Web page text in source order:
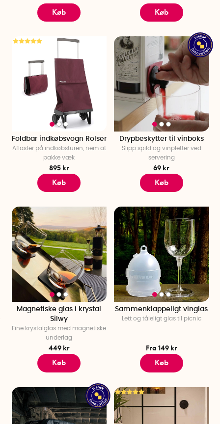
Når man fylder 50, fortjener man at blive fejret lidt ekstra, og
hos SmartaSaker kan du få mange gode tips til 50-års
en 50-års fødselsdagsgave, kan det være rart at give en
mere eksklusiv gave eller en oplevelse, som man ikke
glemmer lige med det samme. Og hvis fødselaren skal holde
50-års fødselsdagsfest, er det helt sikkert kutyme at give en
flot og smuk gave, som man kan tage med til festen. Få
inspiration og find en god 50-års fødselsdagsgave hos
Hvad skal man købe til en mand, der fylder 50?
Når en nær ven eller bekendt er fyldt 50 år, er det værdsat at
få en lidt pænere gave, som manden vil få glæde af resten
af livet. Når du overvejer en gave, så tænk på, om manden
har en hobby eller en stor interesse i livet. Det er altid rart at
få en gave, som man kan bruge. Men hvis du ikke er helt
sikker på, hvad du skal købe, kan du altid give en smuk
du få inspiration og finde gode 50-års jubilæumsgaver.
Køb Køb
Foldbar indkøbsvogn Rolser
Aflaster på indkøbsturen, nem at
pakke væk
895 kr
Køb
Drypbeskytter til vinboks
Slipp spild og vinpletter ved
servering
69 kr
Køb
Magnetiske glas i krystal
Silwy
Fine krystalglas med magnetiske
underlag
449 kr
Køb
Sammenklappeligt vinglas
Lett og tåleligt glas til picnic
Fra 149 kr
Køb